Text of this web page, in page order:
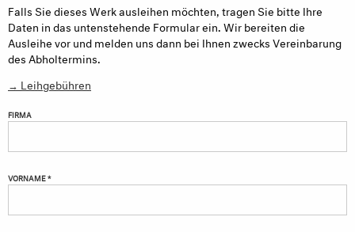
Falls Sie dieses Werk ausleihen möchten, tragen Sie bitte Ihre
Daten in das untenstehende Formular ein. Wir bereiten die
Ausleihe vor und melden uns dann bei Ihnen zwecks Vereinbarung
des Abholtermins.
→ Leihgebühren
FIRMA
VORNAME *